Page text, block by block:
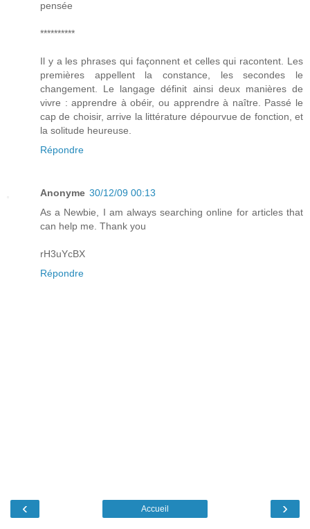
pensée
**********
Il y a les phrases qui façonnent et celles qui racontent. Les
premières appellent la constance, les secondes le
changement. Le langage définit ainsi deux manières de
vivre : apprendre à obéir, ou apprendre à naître. Passé le
cap de choisir, arrive la littérature dépourvue de fonction, et
la solitude heureuse.
Répondre
Anonyme 30/12/09 00:13
As a Newbie, I am always searching online for articles that
can help me. Thank you
rH3uYcBX
Répondre
‹ ›
Accueil